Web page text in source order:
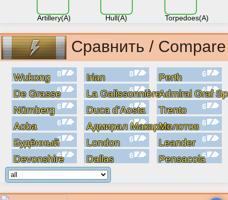
Artillery(A) Hull(A) Torpedoes(A)
Сравнить / Compare
8
Wukong 8
Irian 6
Perth
6
De Grasse 6
La Galissonnière 6
Admiral Graf
6
Nürnberg 6
Duca d'Aosta 6
Trento
6
Aoba 6
Адмирал Макаров 6
Молотов
6
Будённый 6
London 6
Leander
6
Devonshire 6
Dallas 6
Pensacola